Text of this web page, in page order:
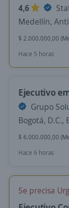
4,6
Medellín,
$ 2.000.000,00
Hace 5 horas
Ejecutivo
Grupo
Bogotá, D.C.,
$ 6.000.000,00
Hace 6 horas
Se precisa